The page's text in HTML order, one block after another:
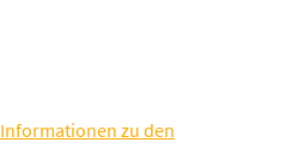
Informationen zu den